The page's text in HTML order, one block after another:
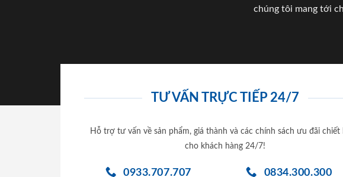
chúng tôi mang tới
TƯ VẤN TRỰC TIẾP 24/7
Hỗ trợ tư vấn về sản phẩm, giá thành và các chính sách ưu đãi chiết
cho khách hàng 24/7!
0933.707.707 0834.300.300